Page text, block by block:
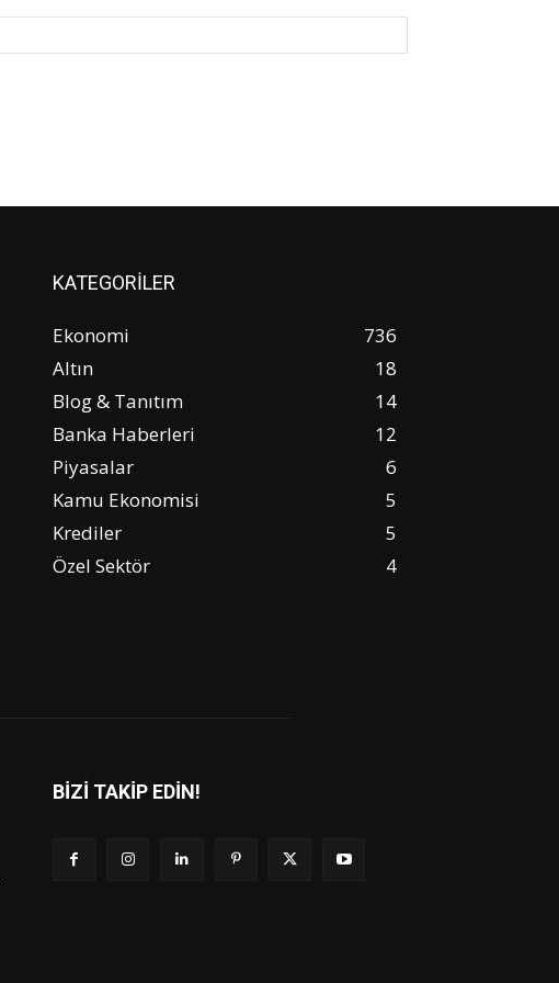
KATEGORİLER
Ekonomi
736
Altın
18
Blog & Tanıtım
14
Banka Haberleri
12
Piyasalar
6
Kamu Ekonomisi
5
Krediler
5
Özel Sektör
4
BİZİ TAKİP EDİN!